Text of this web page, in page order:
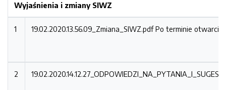
Wyjaśnienia i zmiany SIWZ
1 19.02.2020.13.56.09_Zmiana_SIWZ.pdfPo terminie otwarcia
2